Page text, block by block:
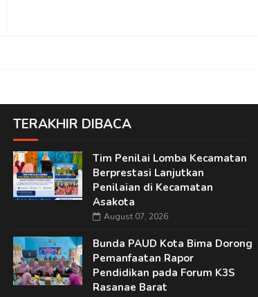
TERAKHIR DIBACA
Tim Penilai Lomba Kecamatan
Berprestasi Lanjutkan
Penilaian di Kecamatan
Asakota
August 07, 2026
Bunda PAUD Kota Bima Dorong
Pemanfaatan Rapor
Pendidikan pada Forum K3S
Rasanae Barat